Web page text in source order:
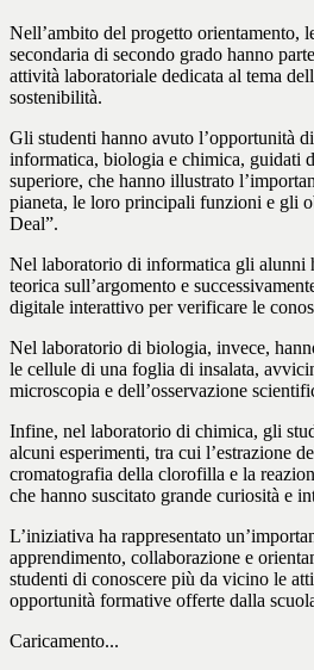
Nell’ambito del progetto orientamento,
secondaria di secondo grado hanno
attività laboratoriale dedicata al tema
sostenibilità.
Gli studenti hanno avuto l’opportunità
informatica, biologia e chimica, guidati
superiore, che hanno illustrato
pianeta, le loro principali funzioni e gli
Deal”.
Nel laboratorio di informatica gli alunni
teorica sull’argomento e
digitale interattivo per verificare le
Nel laboratorio di biologia, invece,
le cellule di una foglia di insalata,
microscopia e dell’osservazione
Infine, nel laboratorio di chimica, gli
alcuni esperimenti, tra cui l’estrazione
cromatografia della clorofilla e la
che hanno suscitato grande curiosità e
L’iniziativa ha rappresentato
apprendimento, collaborazione e
studenti di conoscere più da vicino le
opportunità formative offerte dalla
Caricamento...